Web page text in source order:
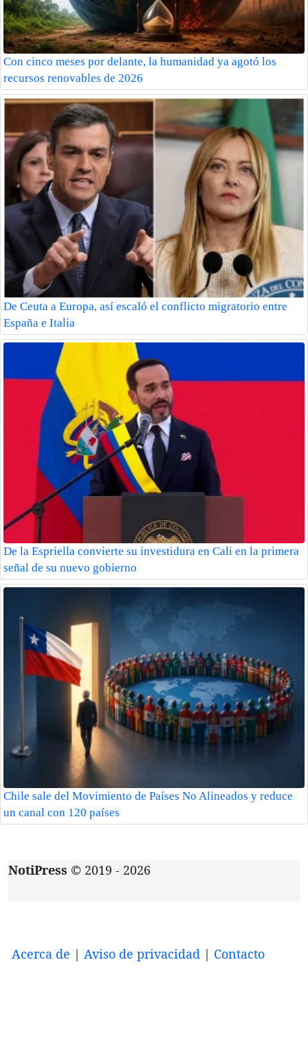
Con cinco meses por delante, la humanidad ya agotó los
recursos renovables de 2026
De Ceuta a Europa, así escaló el conflicto migratorio entre
España e Italia
De la Espriella convierte su investidura en Cali en la primera
señal de su nuevo gobierno
Chile sale del Movimiento de Países No Alineados y reduce
un canal con 120 países
NotiPress © 2019 - 2026
Acerca de | Aviso de privacidad | Contacto